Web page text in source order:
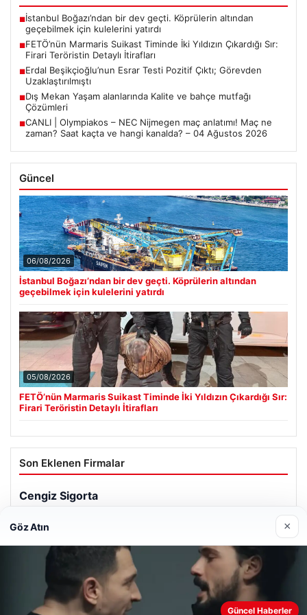
■İstanbul Boğazı’ndan bir dev geçti. Köprülerin altından
geçebilmek için kulelerini yatırdı
■FETÖ’nün Marmaris Suikast Timinde İki Yıldızın Çıkardığı Sır:
Firari Teröristin Detaylı İtirafları
■Erdal Beşikçioğlu’nun Esrar Testi Pozitif Çıktı; Görevden
Uzaklaştırılmıştı
■Dış Mekan Yaşam alanlarında Kalite ve bahçe mutfağı
Çözümleri
■CANLI | Olympiakos – NEC Nijmegen maç anlatımı! Maç ne
zaman? Saat kaçta ve hangi kanalda? – 04 Ağustos 2026
Güncel
06/08/2026
İstanbul Boğazı’ndan bir dev geçti. Köprülerin altından
geçebilmek için kulelerini yatırdı
05/08/2026
FETÖ’nün Marmaris Suikast Timinde İki Yıldızın Çıkardığı Sır:
Firari Teröristin Detaylı İtirafları
Son Eklenen Firmalar
Web sitemizi nasıl kullandığınızı daha iyi anlayabilmek,
Göz Atın ×
Güncel Haberler